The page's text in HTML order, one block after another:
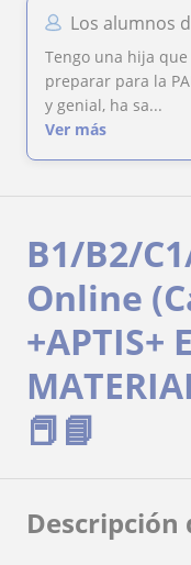
Los alumnos
Tengo una hija
preparar para la
y genial, ha sa...
Ver más
B1/B2/
Online
+APTIS+
📕📘
Descripción